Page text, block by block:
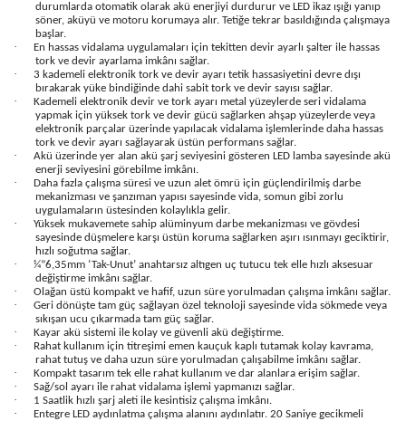
durumlarda otomatik olarak akü enerjiyi durdurur ve LED ikaz ışığı yanıp
söner, aküyü ve motoru korumaya alır. Tetiğe tekrar basıldığında çalışmaya
başlar.
·
En hassas vidalama uygulamaları için tekitten devir ayarlı şalter ile hassas
tork ve devir ayarlama imkânı sağlar.
·
3 kademeli elektronik tork ve devir ayarı tetik hassasiyetini devre dışı
bırakarak yüke bindiğinde dahi sabit tork ve devir sayısı sağlar.
·
Kademeli elektronik devir ve tork ayarı metal yüzeylerde seri vidalama
yapmak için yüksek tork ve devir gücü sağlarken ahşap yüzeylerde veya
elektronik parçalar üzerinde yapılacak vidalama işlemlerinde daha hassas
tork ve devir ayarı sağlayarak üstün performans sağlar.
·
Akü üzerinde yer alan akü şarj seviyesini gösteren LED lamba sayesinde akü
enerji seviyesini görebilme imkânı.
·
Daha fazla çalışma süresi ve uzun alet ömrü için güçlendirilmiş darbe
mekanizması ve şanzıman yapısı sayesinde vida, somun gibi zorlu
uygulamaların üstesinden kolaylıkla gelir.
·
Yüksek mukavemete sahip alüminyum darbe mekanizması ve gövdesi
sayesinde düşmelere karşı üstün koruma sağlarken aşırı ısınmayı geciktirir,
hızlı soğutma sağlar.
·
¼”6,35mm ‘Tak-Unut’ anahtarsız altıgen uç tutucu tek elle hızlı aksesuar
değiştirme imkânı sağlar.
· Olağan üstü kompakt ve hafif, uzun süre yorulmadan çalışma imkânı sağlar.
·
Geri dönüşte tam güç sağlayan özel teknoloji sayesinde vida sökmede veya
sıkışan ucu çıkarmada tam güç sağlar.
· Kayar akü sistemi ile kolay ve güvenli akü değiştirme.
·
Rahat kullanım için titreşimi emen kauçuk kaplı tutamak kolay kavrama,
rahat tutuş ve daha uzun süre yorulmadan çalışabilme imkânı sağlar.
· Kompakt tasarım tek elle rahat kullanım ve dar alanlara erişim sağlar.
· Sağ/sol ayarı ile rahat vidalama işlemi yapmanızı sağlar.
· 1 Saatlik hızlı şarj aleti ile kesintisiz çalışma imkânı.
·
Entegre LED aydınlatma çalışma alanını aydınlatır. 20 Saniye gecikmeli